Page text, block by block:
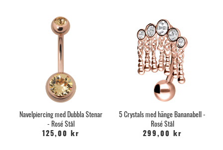
Navelpiercing med Dubbla Stenar
- Rosé Stål
125,00 kr
5 Crystals med hänge Bananabell -
Rosé Stål
299,00 kr